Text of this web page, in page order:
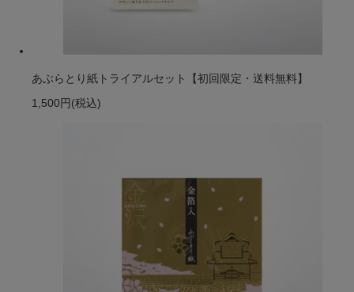
あぶらとり紙トライアルセット【初回限定・送料無料】
1,500円 (税込)